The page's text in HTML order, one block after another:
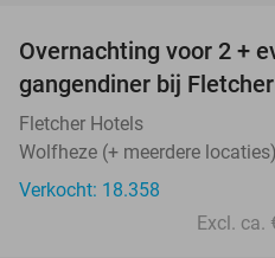
Overnachting voor 2 +
gangendiner bij
Fletcher Hotels
Wolfheze (+ meerdere
Verkocht: 18.358
Excl. ca.